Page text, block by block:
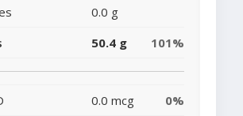
0.0 g
50.4 g 101%
0.0 mcg
0%